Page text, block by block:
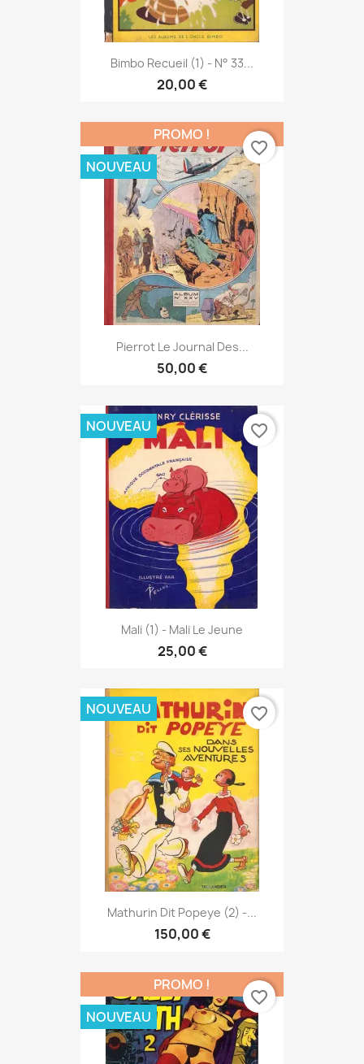
Bimbo Recueil (1) - N° 33...
20,00 €
Pierrot Le Journal Des...
50,00 €
PROMO !
NOUVEAU
favorite_border
Mali (1) - Mali Le Jeune
25,00 €
NOUVEAU favorite_border
Mathurin Dit Popeye (2) -...
150,00 €
NOUVEAU favorite_border
PROMO !
NOUVEAU
favorite_border